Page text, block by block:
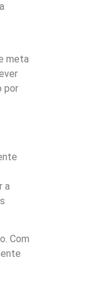
meta
por
a
Com